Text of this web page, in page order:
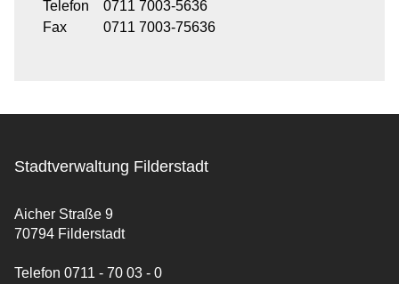
Telefon
0711 7003-5636
Fax
0711 7003-75636
Stadtverwaltung Filderstadt
Aicher Straße 9
70794 Filderstadt
Telefon 0711 - 70 03 - 0